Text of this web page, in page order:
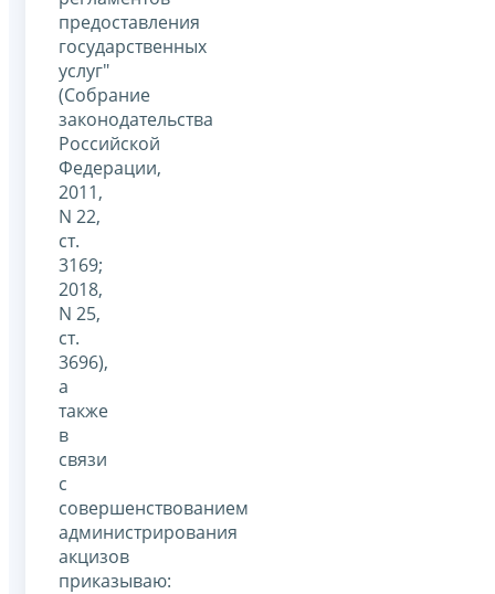
предоставления
государственных
услуг"
(Собрание
законодательства
Российской
Федерации,
2011,
N 22,
ст.
3169;
2018,
N 25,
ст.
3696),
а
также
в
связи
с
совершенствованием
администрирования
акцизов
приказываю: